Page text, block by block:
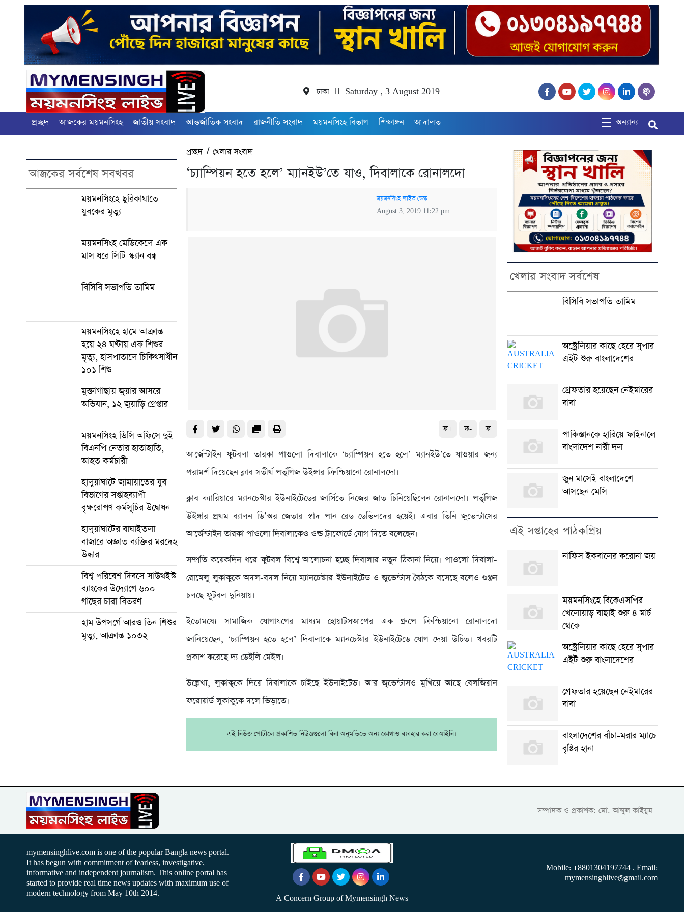
ঢাকা Saturday , 3 August 2019
প্রচ্ছদ আজকের ময়মনসিংহ জাতীয় সংবাদ আন্তর্জাতিক সংবাদ রাজনীতি সংবাদ ময়মনসিংহ বিভাগ শিক্ষাঙ্গন আদালত অন্যান্য
আজকের সর্বশেষ সবখবর
ময়মনসিংহে ছুরিকাঘাতে
যুবকের মৃত্যু
ময়মনসিংহ মেডিকেলে এক
মাস ধরে সিটি স্ক্যান বন্ধ
বিসিবি সভাপতি তামিম
ময়মনসিংহে হামে আক্রান্ত
হয়ে ২৪ ঘণ্টায় এক শিশুর
মৃত্যু, হাসপাতালে চিকিৎসাধীন
১০১ শিশু
মুক্তাগাছায় জুয়ার আসরে
অভিযান, ১২ জুয়াড়ি গ্রেপ্তার
ময়মনসিংহ ডিসি অফিসে দুই
বিএনপি নেতার হাতাহাতি,
আহত কর্মচারী
হালুয়াঘাটে জামায়াতের যুব
বিভাগের সপ্তাহব্যাপী
বৃক্ষরোপণ কর্মসূচির উদ্বোধন
হালুয়াঘাটের বাঘাইতলা
বাজারে অজ্ঞাত ব্যক্তির মরদেহ
উদ্ধার
বিশ্ব পরিবেশ দিবসে সাউথইস্ট
ব্যাংকের উদ্যোগে ৬০০
গাছের চারা বিতরণ
হাম উপসর্গে আরও তিন শিশুর
মৃত্যু, আক্রান্ত ১০৩২
প্রচ্ছদ/খেলার সংবাদ
‘চ্যাম্পিয়ন হতে হলে’ ম্যানইউ’তে যাও, দিবালাকে রোনালদো
ময়মনসিংহ লাইভ ডেস্ক
August 3, 2019 11:22 pm
ফ+ ফ- ফ
আর্জেন্টাইন ফুটবলা তারকা পাওলো দিবালাকে ‘চ্যাম্পিয়ন হতে হলে’ ম্যানইউ’তে যাওয়ার জন্য
পরামর্শ দিয়েছেন ক্লাব সতীর্থ পর্তুগিজ উইঙ্গার ক্রিশ্চিয়ানো রোনালদো।
ক্লাব ক্যারিয়ারে ম্যানচেস্টার ইউনাইটেডের জার্সিতে নিজের জাত চিনিয়েছিলেন রোনালদো। পর্তুগিজ
উইঙ্গার প্রথম ব্যালন ডি’অর জেতার স্বাদ পান রেড ডেভিলদের হয়েই। এবার তিনি জুভেন্টাসের
আর্জেন্টাইন তারকা পাওলো দিবালাকেও ওল্ড ট্রাফোর্ডে যোগ দিতে বলেছেন।
সম্প্রতি কয়েকদিন ধরে ফুটবল বিশ্বে আলোচনা হচ্ছে দিবালার নতুন ঠিকানা নিয়ে। পাওলো দিবালা-
রোমেলু লুকাকুকে অদল-বদল নিয়ে ম্যানচেস্টার ইউনাইটেড ও জুভেন্টাস বৈঠকে বসেছে বলেও গুঞ্জন
চলছে ফুটবল দুনিয়ায়।
ইতোমধ্যে সামাজিক যোগাযগের মাধ্যম হোয়াটসআপের এক গ্রুপে ক্রিশ্চিয়ানো রোনালদো
জানিয়েছেন, ‘চ্যাম্পিয়ন হতে হলে’ দিবালাকে ম্যানচেস্টার ইউনাইটেডে যোগ দেয়া উচিত। খবরটি
প্রকাশ করেছে দ্য ডেইলি মেইল।
উল্লেখ্য, লুকাকুকে দিয়ে দিবালাকে চাইছে ইউনাইটেড। আর জুভেন্টাসও মুখিয়ে আছে বেলজিয়ান
ফরোয়ার্ড লুকাকুকে দলে ভিড়াতে।
এই নিউজ পোর্টালে প্রকাশিত নিউজগুলো বিনা অনুমতিতে অন্য কোথাও ব্যবহার করা বেআইনি।
খেলার সংবাদ সর্বশেষ
বিসিবি সভাপতি তামিম
অস্ট্রেলিয়ার কাছে হেরে সুপার
এইট শুরু বাংলাদেশের
গ্রেফতার হয়েছেন নেইমারের
বাবা
পাকিস্তানকে হারিয়ে ফাইনালে
বাংলাদেশ নারী দল
জুন মাসেই বাংলাদেশে
আসছেন মেসি
এই সপ্তাহের পাঠকপ্রিয়
নাফিস ইকবালের করোনা জয়
ময়মনসিংহে বিকেএসপির
খেলোয়াড় বাছাই শুরু ৪ মার্চ
থেকে
অস্ট্রেলিয়ার কাছে হেরে সুপার
এইট শুরু বাংলাদেশের
গ্রেফতার হয়েছেন নেইমারের
বাবা
বাংলাদেশের বাঁচা-মরার ম্যাচে
বৃষ্টির হানা
সম্পাদক ও প্রকাশক: মো. আব্দুল কাইয়ুম
mymensinghlive.com is one of the popular Bangla news portal.
It has begun with commitment of fearless, investigative,
informative and independent journalism. This online portal has
started to provide real time news updates with maximum use of
modern technology from May 10th 2014.
A Concern Group of Mymensingh News
Mobile: +8801304197744 , Email:
mymensinghlive@gmail.com